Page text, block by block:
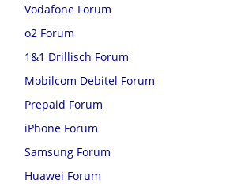
Vodafone Forum
o2 Forum
1&1 Drillisch Forum
Mobilcom Debitel Forum
Prepaid Forum
iPhone Forum
Samsung Forum
Huawei Forum